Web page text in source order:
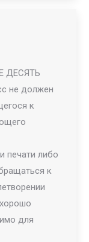
ДЕСЯТЬ
не должен
к
печати либо
к
для